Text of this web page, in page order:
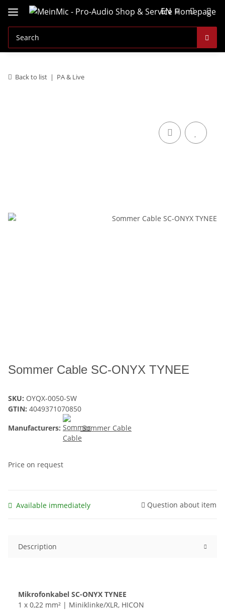
EN
Back to list PA & Live
Sommer Cable SC-ONYX TYNEE
SKU: OYQX-0050-SW
GTIN: 4049371070850
Manufacturers:
Sommer Cable
Price on request
Available immediately Question about item
Description
Mikrofonkabel SC-ONYX TYNEE
1 x 0,22 mm² | Miniklinke/XLR, HICON